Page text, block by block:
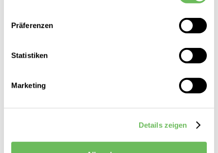
Präferenzen
Statistiken
Marketing
Details zeigen
Damen Pullunder Braun entdecken Sie bei Reischmann vor